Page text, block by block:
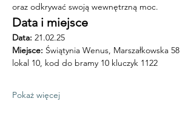
oraz odkrywać swoją wewnętrzną moc.
Data i miejsce
Data: 21.02.25
Miejsce: Świątynia Wenus, Marszałkowska 58
lokal 10, kod do bramy 10 kluczyk 1122
Pokaż więcej